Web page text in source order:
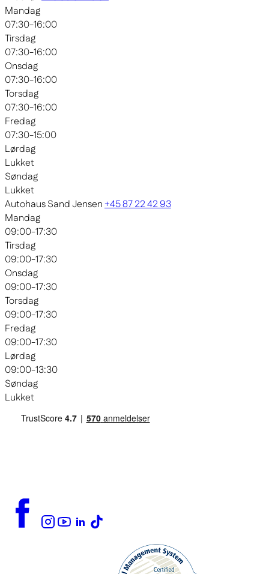
Mandag
07:30-16:00
Tirsdag
07:30-16:00
Onsdag
07:30-16:00
Torsdag
07:30-16:00
Fredag
07:30-15:00
Lørdag
Lukket
Søndag
Lukket
Autohaus Sand Jensen+45 87 22 42 93
Mandag
09:00-17:30
Tirsdag
09:00-17:30
Onsdag
09:00-17:30
Torsdag
09:00-17:30
Fredag
09:00-17:30
Lørdag
09:00-13:30
Søndag
Lukket